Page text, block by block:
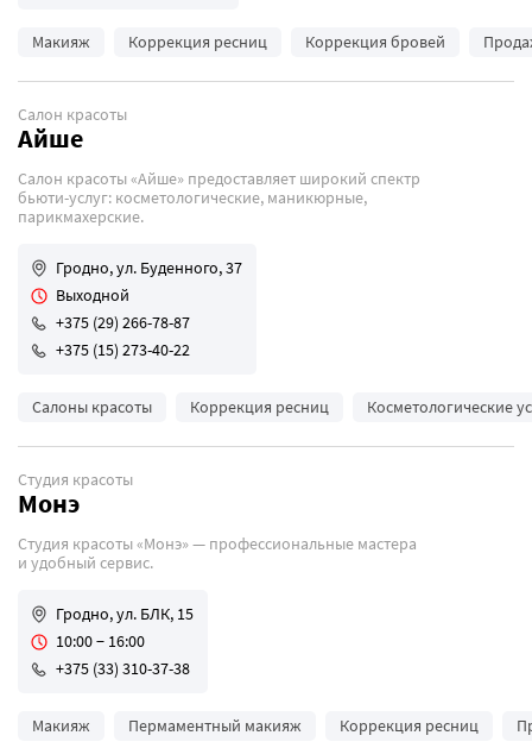
Макияж Коррекция ресниц Коррекция бровей
Салон красоты
Айше
Салон красоты «Айше» предоставляет широкий спектр
бьюти-услуг: косметологические, маникюрные,
парикмахерские.
Гродно, ул. Буденного, 37
Выходной
+375 (29) 266-78-87
+375 (15) 273-40-22
Салоны красоты Коррекция ресниц Косметологические
Студия красоты
Монэ
Студия красоты «Монэ» — профессиональные мастера
и удобный сервис.
Гродно, ул. БЛК, 15
10:00 − 16:00
+375 (33) 310-37-38
Макияж Пермаментный макияж Коррекция ресниц